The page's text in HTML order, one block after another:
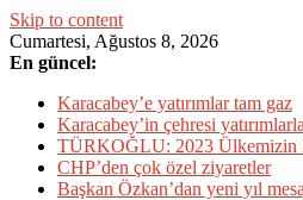
Skip to content
Cumartesi, Ağustos 8, 2026
En güncel:
Karacabey’e yatırımlar tam gaz
Karacabey’in çehresi
TÜRKOĞLU: 2023
CHP’den çok özel ziyaretler
Başkan Özkan’dan yeni yıl